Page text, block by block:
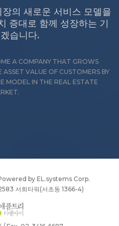
의 새로운 서비스 모델을
증대로 함께 성장하는 기
습니다.
A COMPANY THAT GROWS
VALUE OF CUSTOMERS BY
MODEL IN THE REAL ESTATE
byEL.systems Corp.
서희타워(서초동 1366-4)